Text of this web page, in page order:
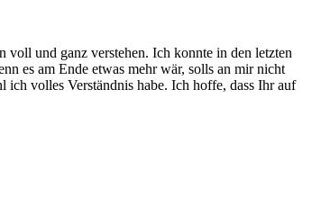
und ganz verstehen. Ich konnte in den letzten
es am Ende etwas mehr wär, solls an mir nicht
volles Verständnis habe. Ich hoffe, dass Ihr auf